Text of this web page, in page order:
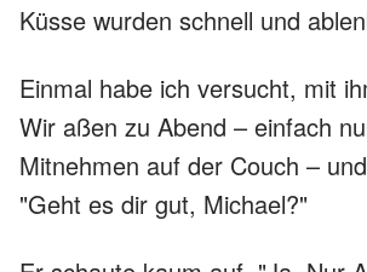
Küsse wurden schnell und
Einmal habe ich versucht, mit
Wir aßen zu Abend – einfach
Mitnehmen auf der Couch –
"Geht es dir gut, Michael?"